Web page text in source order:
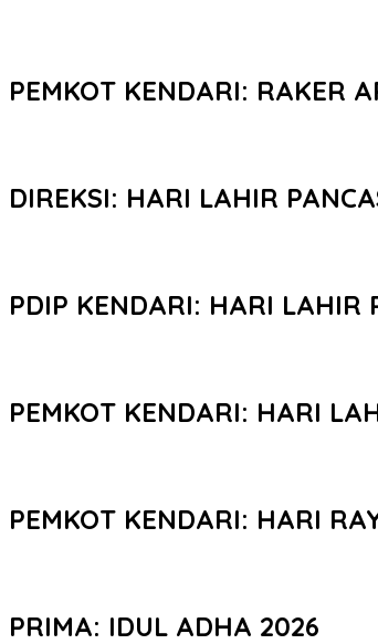
PEMKOT KENDARI: RAKER
DIREKSI: HARI LAHIR
PDIP KENDARI: HARI LAHIR
PEMKOT KENDARI: HARI
PEMKOT KENDARI: HARI
PRIMA: IDUL ADHA 2026